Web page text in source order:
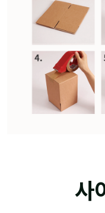
사